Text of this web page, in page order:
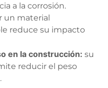
a la corrosión.
un material
reduce su impacto
en la construcción: su
reducir el peso